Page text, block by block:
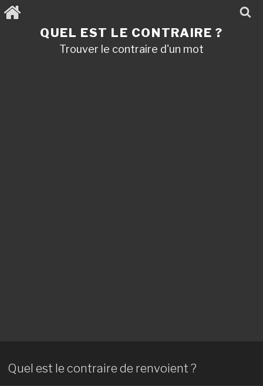
Aller
au
QUEL EST LE CONTRAIRE ?
Trouver le contraire d'un mot
Quel est le contraire de renvoient ?